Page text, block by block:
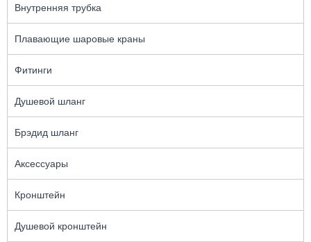
Внутренняя трубка
Плавающие шаровые краны
Фитинги
Душевой шланг
Брэдид шланг
Аксессуары
Кронштейн
Душевой кронштейн